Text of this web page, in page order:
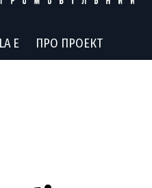
E ПРО ПРОЕКТ